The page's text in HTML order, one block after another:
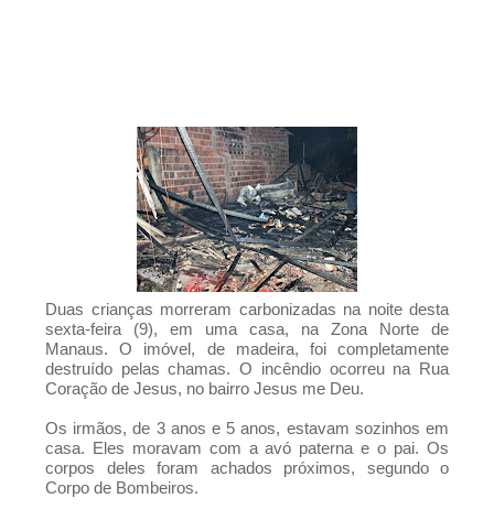
Pênaltis é realizado com sucesso nesta
sexta-feira
São Vicente do Seridó - A vereadora Léia
Monteiro teve suas contas referentes ao
exercício de 2024 aprovadas pelo TCE da
Paraíba.
São Vicente do Seridó - PB - Palmeiras de
Seridó é o grande campeão da Série B 2026
São Vicente do Seridó-PB - Gestão realiza a
Secretaria de Infraestrutura
Jovem atleta de Soledade é selecionado
para integrar projeto Nacional da Olympikus e
Duas crianças morreram carbonizadas na noite desta
sexta-feira (9), em uma casa, na Zona Norte de
Manaus. O imóvel, de madeira, foi completamente
destruído pelas chamas. O incêndio ocorreu na Rua
Coração de Jesus, no bairro Jesus me Deu.
Os irmãos, de 3 anos e 5 anos, estavam sozinhos em
casa. Eles moravam com a avó paterna e o pai. Os
corpos deles foram achados próximos, segundo o
Corpo de Bombeiros.